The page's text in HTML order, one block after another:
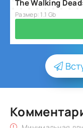
Размер: 1.1 Gb